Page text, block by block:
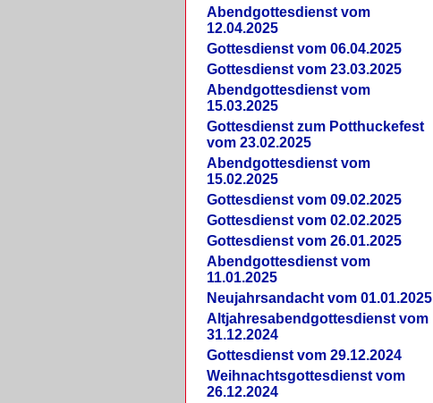
Abendgottesdienst vom
12.04.2025
Gottesdienst vom 06.04.2025
Gottesdienst vom 23.03.2025
Abendgottesdienst vom
15.03.2025
Gottesdienst zum Potthuckefest
vom 23.02.2025
Abendgottesdienst vom
15.02.2025
Gottesdienst vom 09.02.2025
Gottesdienst vom 02.02.2025
Gottesdienst vom 26.01.2025
Abendgottesdienst vom
11.01.2025
Neujahrsandacht vom 01.01.2025
Altjahresabendgottesdienst vom
31.12.2024
Gottesdienst vom 29.12.2024
Weihnachtsgottesdienst vom
26.12.2024